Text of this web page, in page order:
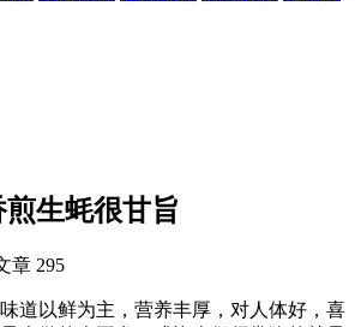
生蚝很甘旨
章 295
道以鲜为主，营养丰厚，对人体好，喜